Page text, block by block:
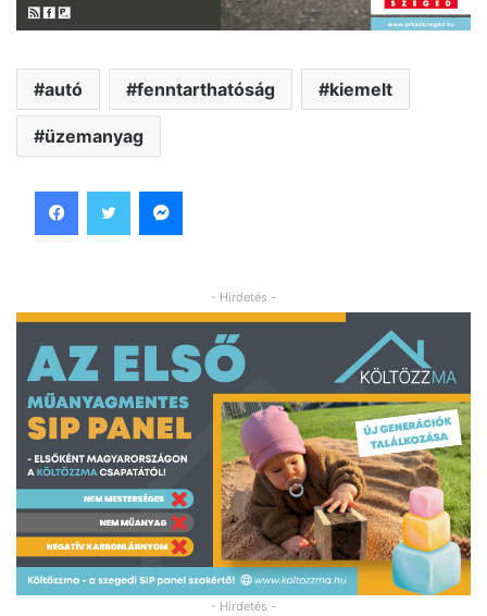
autó fenntarthatóság kiemelt
üzemanyag
- Hirdetés -
- Hirdetés -